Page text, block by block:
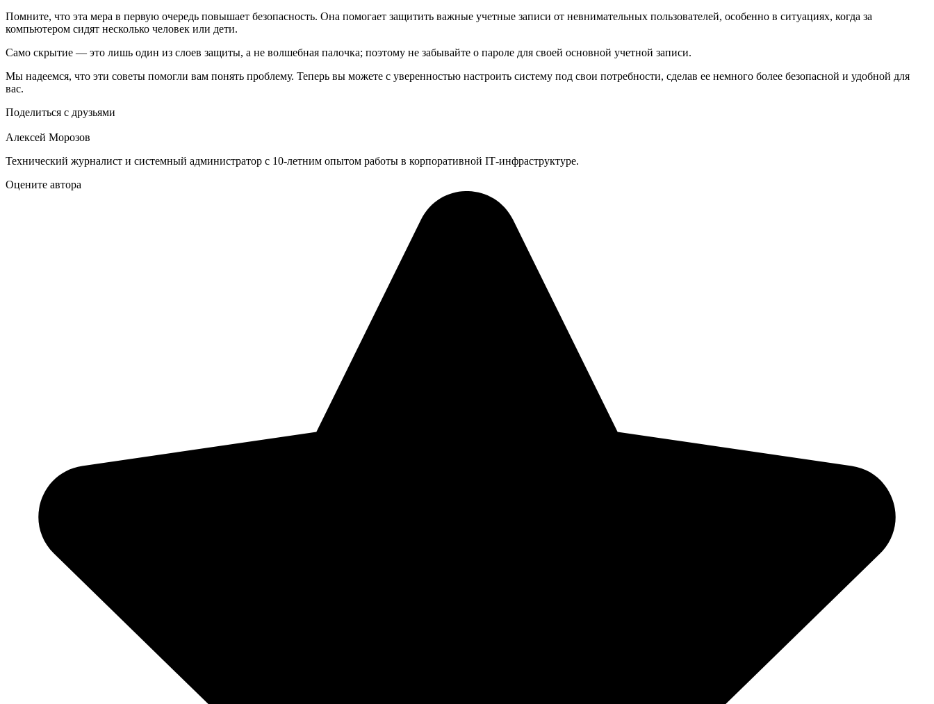
Помните, что эта мера в первую очередь повышает безопасность. Она помогает защитить важные учетные записи от невнимательных пользователей, особенно в ситуациях, когда за
компьютером сидят несколько человек или дети.
Само скрытие — это лишь один из слоев защиты, а не волшебная палочка; поэтому не забывайте о пароле для своей основной учетной записи.
Мы надеемся, что эти советы помогли вам понять проблему. Теперь вы можете с уверенностью настроить систему под свои потребности, сделав ее немного более безопасной и удобной для
вас.
Поделиться с друзьями
Алексей Морозов
Технический журналист и системный администратор с 10‑летним опытом работы в корпоративной IT‑инфраструктуре.
Оцените автора